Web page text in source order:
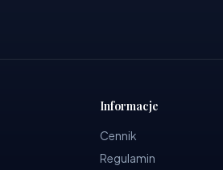
Informacje
Cennik
Regulamin